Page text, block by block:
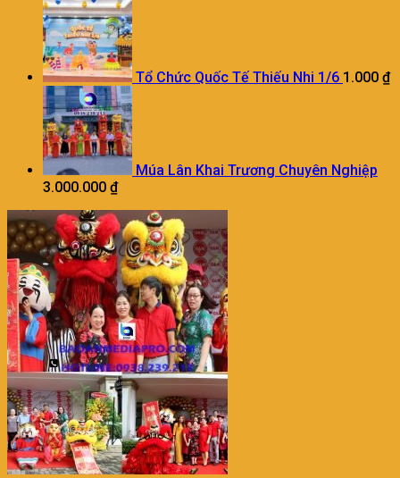
Tổ Chức Quốc Tế Thiếu Nhi 1/6 1.000 ₫
Múa Lân Khai Trương Chuyên Nghiệp
3.000.000 ₫